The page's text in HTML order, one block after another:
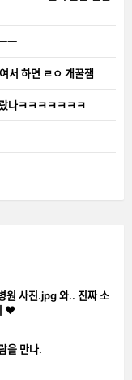
ㅡㅡ
하면 ㄹㅇ 개꿀잼
ㅋㅋㅋㅋㅋㅋㅋ
사진.jpg 와.. 진짜 소
❤️
만나.